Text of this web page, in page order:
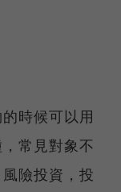
時候可以用
常見對象不
險投資，投